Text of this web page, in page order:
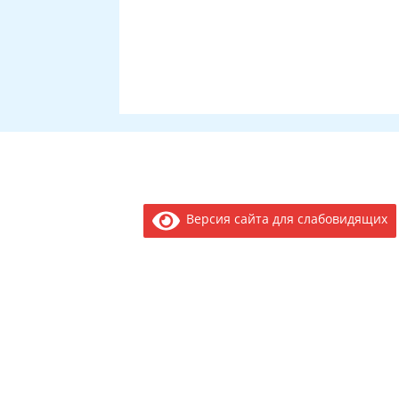
Версия сайта для слабовидящих